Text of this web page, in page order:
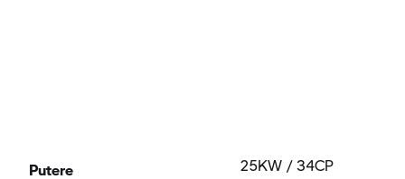
Putere 25KW / 34CP